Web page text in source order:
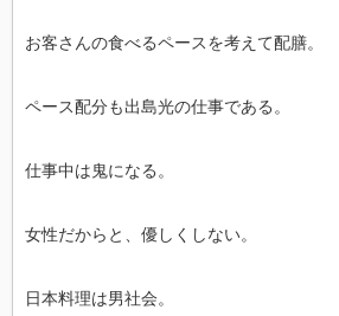
お客さんの食べるペースを考えて配膳。
ペース配分も出島光の仕事である。
仕事中は鬼になる。
女性だからと、優しくしない。
日本料理は男社会。